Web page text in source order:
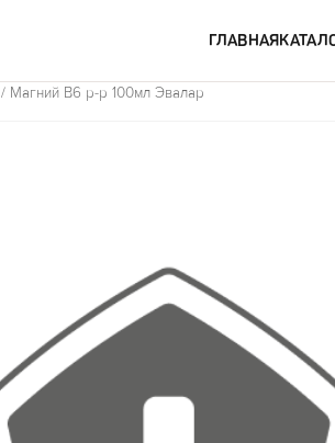
ГЛАВНАЯ
/ Магний В6 р-р 100мл Эвалар